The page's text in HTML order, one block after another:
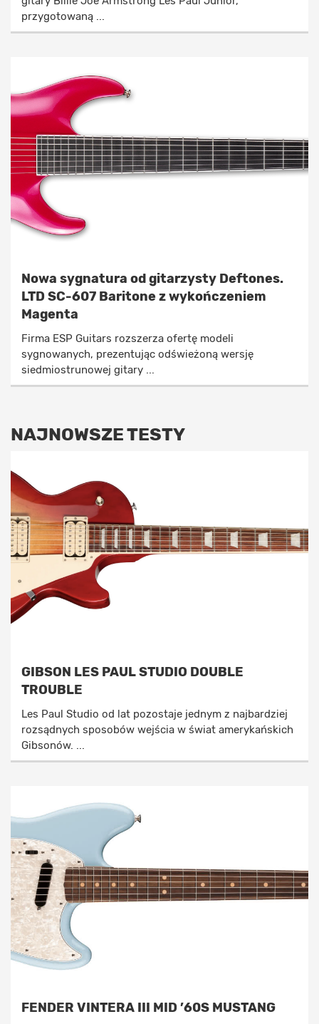
przygotowaną ...
Nowa sygnatura od gitarzysty Deftones.
LTD SC-607 Baritone z wykończeniem
Magenta
Firma ESP Guitars rozszerza ofertę modeli
sygnowanych, prezentując odświeżoną wersję
siedmiostrunowej gitary ...
NAJNOWSZE TESTY
GIBSON LES PAUL STUDIO DOUBLE
TROUBLE
Les Paul Studio od lat pozostaje jednym z najbardziej
rozsądnych sposobów wejścia w świat amerykańskich
Gibsonów. ...
FENDER VINTERA III MID ’60S MUSTANG